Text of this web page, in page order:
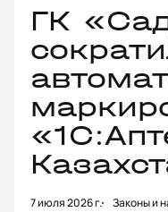
ГК
7 июля 2026 г. Законы и